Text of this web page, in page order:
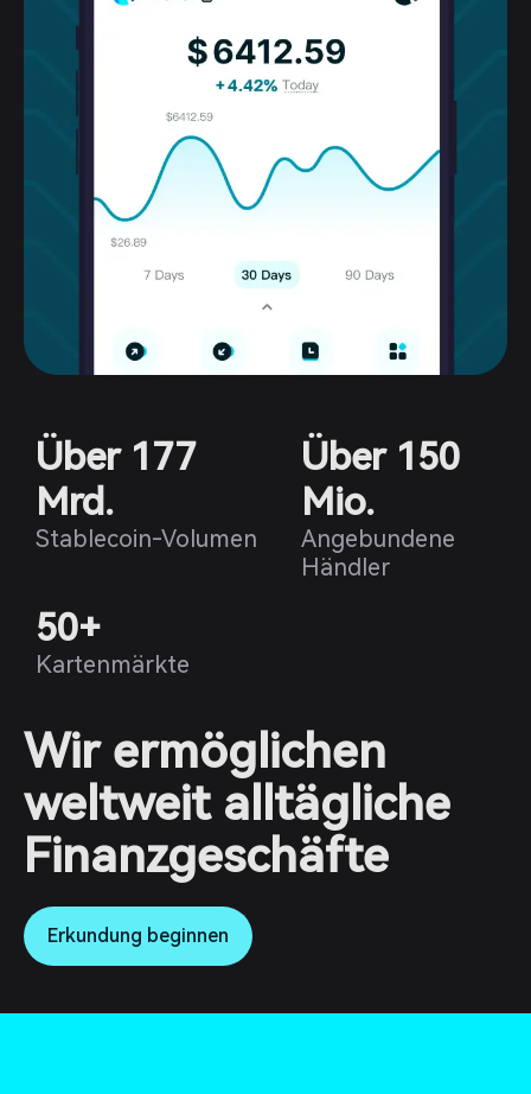
Über 177
Mrd.
Stablecoin-Volumen
Über 150
Mio.
Angebundene
Händler
50+
Kartenmärkte
Wir ermöglichen
weltweit alltägliche
Finanzgeschäfte
Erkundung beginnen